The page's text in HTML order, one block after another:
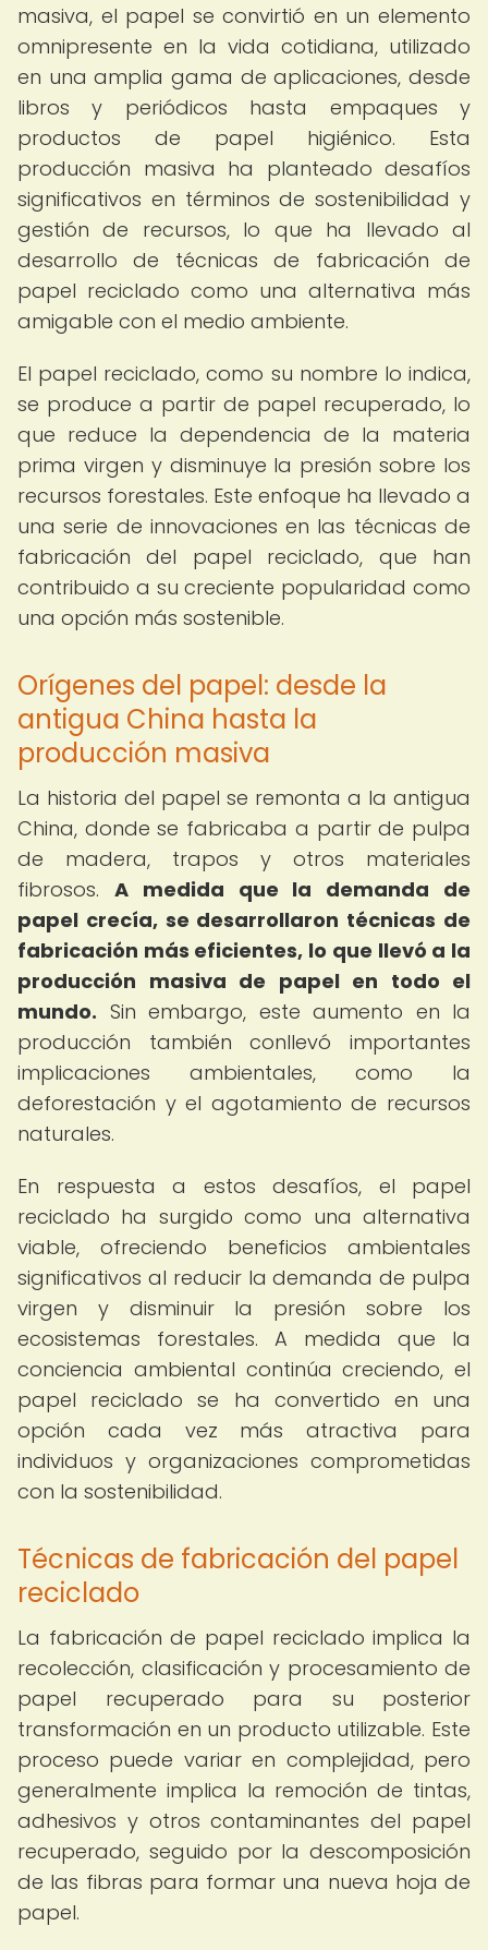
masiva, el papel se convirtió en un elemento
omnipresente en la vida cotidiana, utilizado
en una amplia gama de aplicaciones, desde
libros y periódicos hasta empaques y
productos de papel higiénico. Esta
producción masiva ha planteado desafíos
significativos en términos de sostenibilidad y
gestión de recursos, lo que ha llevado al
desarrollo de técnicas de fabricación de
papel reciclado como una alternativa más
amigable con el medio ambiente.
El papel reciclado, como su nombre lo indica,
se produce a partir de papel recuperado, lo
que reduce la dependencia de la materia
prima virgen y disminuye la presión sobre los
recursos forestales. Este enfoque ha llevado a
una serie de innovaciones en las técnicas de
fabricación del papel reciclado, que han
contribuido a su creciente popularidad como
una opción más sostenible.
Orígenes del papel: desde la
antigua China hasta la
producción masiva
La historia del papel se remonta a la antigua
China, donde se fabricaba a partir de pulpa
de madera, trapos y otros materiales
fibrosos. A medida que la demanda de
papel crecía, se desarrollaron técnicas de
fabricación más eficientes, lo que llevó a la
producción masiva de papel en todo el
mundo. Sin embargo, este aumento en la
producción también conllevó importantes
implicaciones ambientales, como la
deforestación y el agotamiento de recursos
naturales.
En respuesta a estos desafíos, el papel
reciclado ha surgido como una alternativa
viable, ofreciendo beneficios ambientales
significativos al reducir la demanda de pulpa
virgen y disminuir la presión sobre los
ecosistemas forestales. A medida que la
conciencia ambiental continúa creciendo, el
papel reciclado se ha convertido en una
opción cada vez más atractiva para
individuos y organizaciones comprometidas
con la sostenibilidad.
Técnicas de fabricación del papel
reciclado
La fabricación de papel reciclado implica la
recolección, clasificación y procesamiento de
papel recuperado para su posterior
transformación en un producto utilizable. Este
proceso puede variar en complejidad, pero
generalmente implica la remoción de tintas,
adhesivos y otros contaminantes del papel
recuperado, seguido por la descomposición
de las fibras para formar una nueva hoja de
papel.